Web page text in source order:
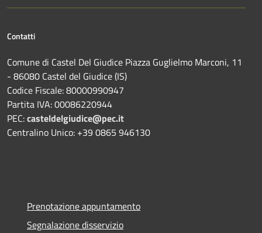
Contatti
Comune di Castel Del Giudice Piazza Guglielmo Marconi, 11
- 86080 Castel del Giudice (IS)
Codice Fiscale: 80000990947
Partita IVA: 00086220944
PEC:casteldelgiudice@pec.it
Centralino Unico: +39 0865 946130
Prenotazione appuntamento
Segnalazione disservizio